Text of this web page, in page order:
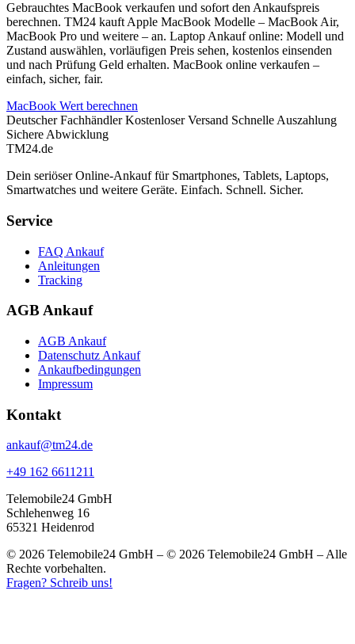
Gebrauchtes MacBook verkaufen und sofort den Ankaufspreis
berechnen. TM24 kauft Apple MacBook Modelle – MacBook Air,
MacBook Pro und weitere – an. Laptop Ankauf online: Modell und
Zustand auswählen, vorläufigen Preis sehen, kostenlos einsenden
und nach Prüfung Geld erhalten. MacBook online verkaufen –
einfach, sicher, fair.
MacBook Wert berechnen
Deutscher Fachhändler Kostenloser Versand Schnelle Auszahlung
Sichere Abwicklung
TM24.de
Dein seriöser Online-Ankauf für Smartphones, Tablets, Laptops,
Smartwatches und weitere Geräte. Einfach. Schnell. Sicher.
Service
FAQ Ankauf
Anleitungen
Tracking
AGB Ankauf
AGB Ankauf
Datenschutz Ankauf
Ankaufbedingungen
Impressum
Kontakt
ankauf@tm24.de
+49 162 6611211
Telemobile24 GmbH
Schlehenweg 16
65321 Heidenrod
© 2026 Telemobile24 GmbH – © 2026 Telemobile24 GmbH – Alle
Rechte vorbehalten.
Fragen? Schreib uns!